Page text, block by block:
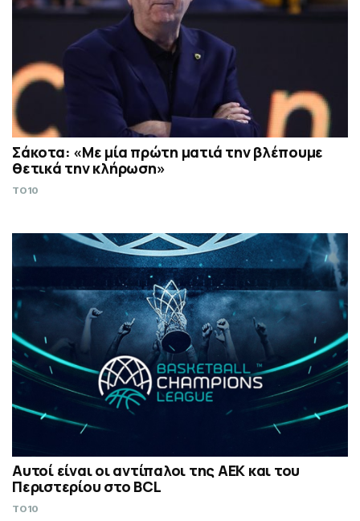
Σάκοτα: «Με μία πρώτη ματιά την βλέπουμε
θετικά την κλήρωση»
TO10
Αυτοί είναι οι αντίπαλοι της ΑΕΚ και του
Περιστερίου στο BCL
TO10